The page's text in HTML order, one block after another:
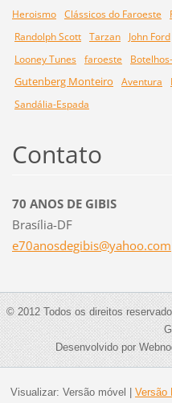
Heroismo Clássicos do Faroeste
Randolph Scott Tarzan John Ford
Looney Tunes faroeste
Gutenberg Monteiro Aventura
Sandália-Espada
Contato
70 ANOS DE GIBIS
Brasília-DF
e70anosdegibis@yahoo.com
© 2012 Todos os direitos
Desenvolvido por
Visualizar: Versão móvel | Versão